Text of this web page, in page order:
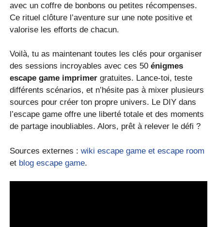
avec un coffre de bonbons ou petites récompenses.
Ce rituel clôture l’aventure sur une note positive et
valorise les efforts de chacun.
Voilà, tu as maintenant toutes les clés pour organiser
des sessions incroyables avec ces 50 énigmes
escape game imprimer gratuites. Lance-toi, teste
différents scénarios, et n’hésite pas à mixer plusieurs
sources pour créer ton propre univers. Le DIY dans
l’escape game offre une liberté totale et des moments
de partage inoubliables. Alors, prêt à relever le défi ?
Sources externes : wiki escape game et escape room
et blog escape game.